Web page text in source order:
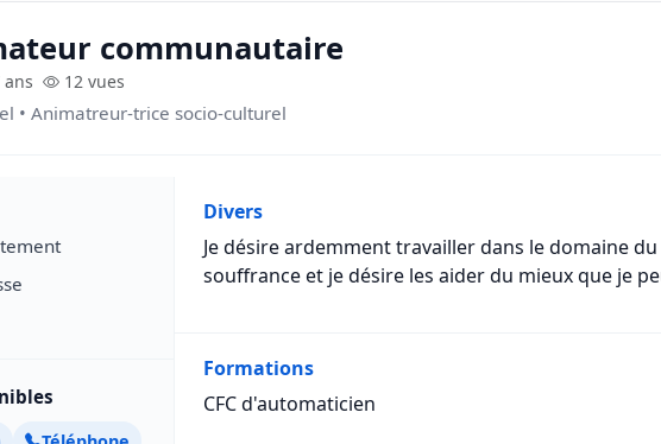
communautaire
ans 12 vues
• Animatreur-trice socio-culturel
Divers
Je désire ardemment travailler dans le domaine
souffrance et je désire les aider du mieux que je
Formations
CFC d'automaticien